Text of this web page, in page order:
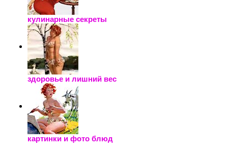
кулинарные секреты
здоровье и лишний вес
картинки и фото блюд